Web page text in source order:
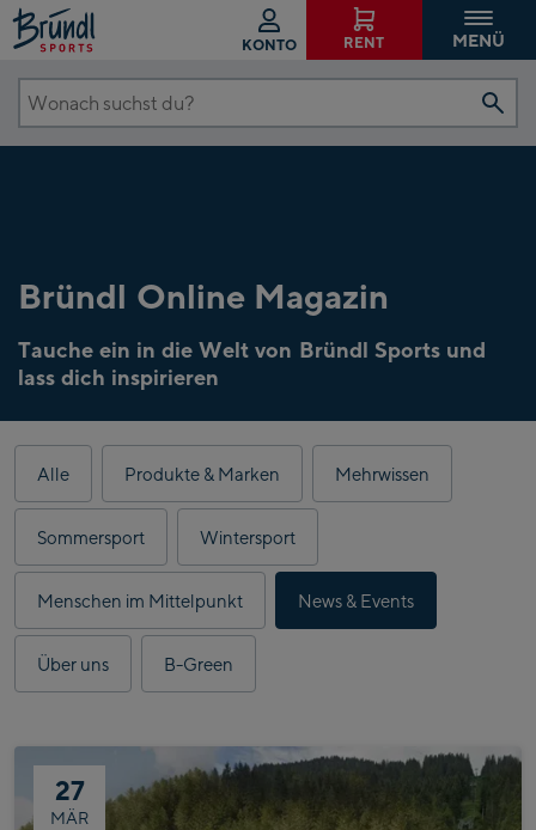
KONTO RENT MENÜ
Wonach
suchst
Bründl Online Magazin
Tauche ein in die Welt von Bründl Sports und
lass dich inspirieren
aktualisiert.
18
Artikel
werden
angezeigt.
Alle Produkte & Marken Mehrwissen
Sommersport Wintersport
Menschen im Mittelpunkt News & Events
Über uns B-Green
27
MÄR